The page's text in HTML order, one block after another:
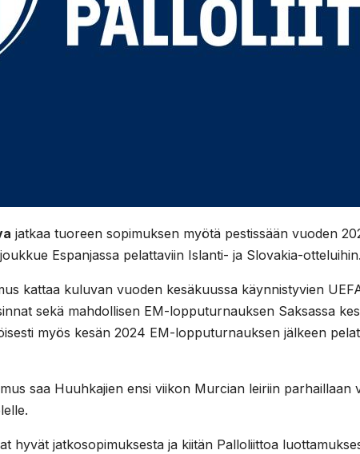
jatkaa tuoreen sopimuksen myötä pestissään vuoden
Espanjassa pelattaviin Islanti- ja Slovakia-otteluihin.
kattaa kuluvan vuoden kesäkuussa käynnistyvien
sekä mahdollisen EM-lopputurnauksen Saksassa
myös kesän 2024 EM-lopputurnauksen jälkeen
saa Huuhkajien ensi viikon Murcian leiriin parhaillaan
hyvät jatkosopimuksesta ja kiitän Palloliittoa